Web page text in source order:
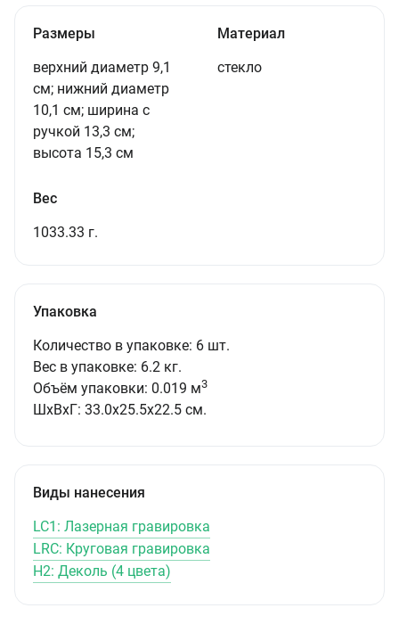
Размеры
верхний диаметр 9,1
см; нижний диаметр
10,1 см; ширина с
ручкой 13,3 см;
высота 15,3 см
Материал
стекло
Вес
1033.33 г.
Упаковка
Количество в упаковке: 6 шт.
Вес в упаковке: 6.2 кг.
Объём упаковки: 0.019 м3
ШxВxГ: 33.0x25.5x22.5 см.
Виды нанесения
LC1: Лазерная гравировка
LRC: Круговая гравировка
H2: Деколь (4 цвета)